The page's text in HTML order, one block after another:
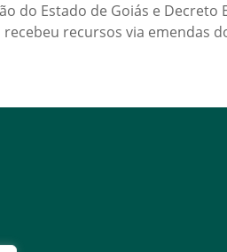
do Estado de Goiás e
recursos via emendas